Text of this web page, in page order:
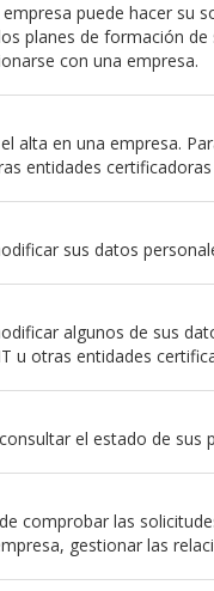
puede hacer su
planes de formación
con una empresa.
alta en una empresa.
entidades
sus datos
algunos de sus
u otras entidades
el estado de sus
comprobar las
gestionar las